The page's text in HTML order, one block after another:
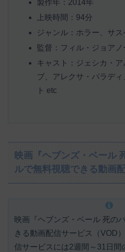
製作年：2014年
上映時間：94分
ジャンル：ホラー、サス
監督：フィル・ジョアノ
キャスト：ジェシカ・
ブ、アレクサ・パラデ
ト etc
映画『ヘブンズ・ベール
ルで無料視聴できる動画
映画『ヘブンズ・ベール 死の
きる動画配信サービス（VOD
信サービスには2週間～31日間